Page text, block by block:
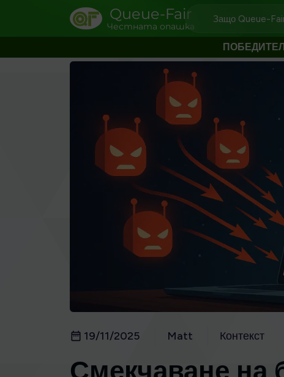
Queue-Fair
Честната опашка
Защо Queue-
19/11/2025 Matt Контекст
Смекчаване на